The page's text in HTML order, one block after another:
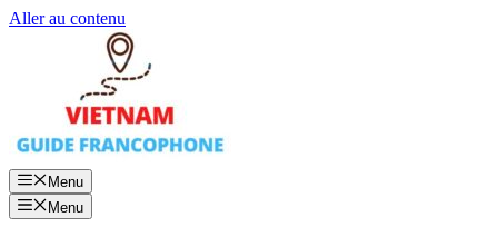
Aller au contenu
Menu
Menu